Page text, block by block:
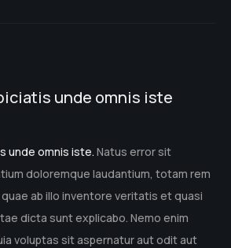
unde omnis iste
unde omnis iste. Natus error sit
doloremque laudantium, totam rem
ab illo inventore veritatis et quasi
dicta sunt explicabo. Nemo enim
voluptas sit aspernatur aut odit aut